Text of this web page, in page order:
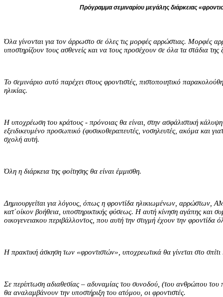
Πρόγραμμα σεμιναρίου μεγάλης διάρκειας
Όλα γίνονται για τον άρρωστο σε όλες τις μορφές αρρώστιας. Μορφές
υποστηρίζουν τους ασθενείς και να τους προσέχουν σε όλα τα στάδια της
Το σεμινάριο αυτό παρέχει στους φροντιστές, πιστοποιητικό
ηλικίας.
Η υποχρέωση του κράτους - πρόνοιας θα είναι, στην ασφάλιστική
εξειδικευμένο προσωπικό (φυσικοθεραπευτές, νοσηλευτές, ακόμα και
σχολή αυτή.
Όλη η διάρκεια της φοίτησης θα είναι έμμισθη.
Δημιουργείται για λόγους, όπως η φροντίδα ηλικιωμένων, αρρώστων,
κατ΄οίκον βοήθεια, υποστηρικτικής φύσεως. Η αυτή κίνηση αγάπης και
οικογενειακου περιβάλλοντος, που αυτή την στιγμή έχουν την
Η πρακτική άσκηση των «φροντιστών», υποχρεωτικά θα γίνεται στο
Σε περίπτωση αδιαθεσίας – αδυναμίας του συνοδού, (του ανθρώπου του
θα αναλαμβάνουν την υποστήριξη του ατόμου, οι φροντιστές.